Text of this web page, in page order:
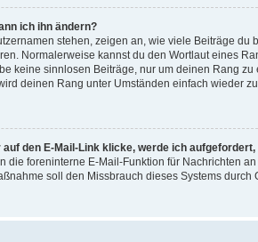
ich ihn ändern?
stehen, zeigen an, wie viele Beiträge
Normalerweise kannst du den Wortlaut eines
keine sinnlosen Beiträge, nur um deinen Rang
deinen Rang unter Umständen einfach wieder
den E-Mail-Link klicke, werde ich
die foreninterne E-Mail-Funktion für Nachrichten
soll den Missbrauch dieses Systems durch